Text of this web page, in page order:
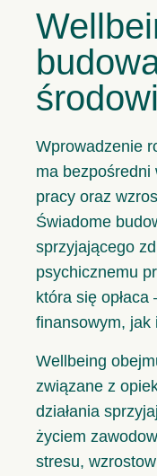
Wprowadzenie
ma bezpośredni
pracy oraz
Świadome
sprzyjającego
psychicznemu
która się
finansowym, jak
Wellbeing
związane z
działania
życiem
stresu,